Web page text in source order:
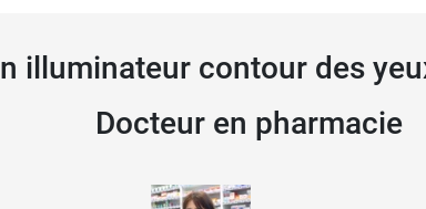
CC Eye Clair + 1 flacon de 10 ml de sérum
illuminateur contour des
Docteur en pharmacie